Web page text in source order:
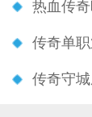
热血传
传奇单
传奇守